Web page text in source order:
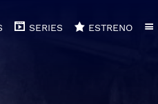
SERIES ESTRENO